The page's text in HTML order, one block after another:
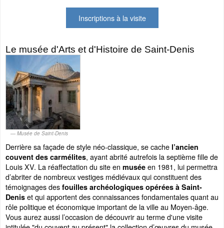
Inscriptions à la visite
Le musée d'Arts et d'Histoire de Saint-Denis
Musée de Saint-Denis
Derrière sa façade de style néo-classique, se cache l’ancien
couvent des carmélites, ayant abrité autrefois la septième fille de
Louis XV. La réaffectation du site en musée en 1981, lui permettra
d’abriter de nombreux vestiges médiévaux qui constituent des
témoignages des fouilles archéologiques opérées à Saint-
Denis et qui apportent des connaissances fondamentales quant au
rôle politique et économique important de la ville au Moyen-âge.
Vous aurez aussi l’occasion de découvrir au terme d'une visite